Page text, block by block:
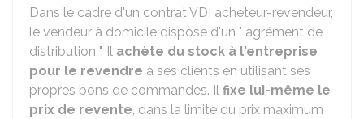
Dans le cadre d'un contrat VDI acheteur-revendeur,
le vendeur à domicile dispose d'un " agrément de
distribution ". Il achète du stock à l'entreprise
pour le revendre à ses clients en utilisant ses
propres bons de commandes. Il fixe lui-même le
prix de revente, dans la limite du prix maximum